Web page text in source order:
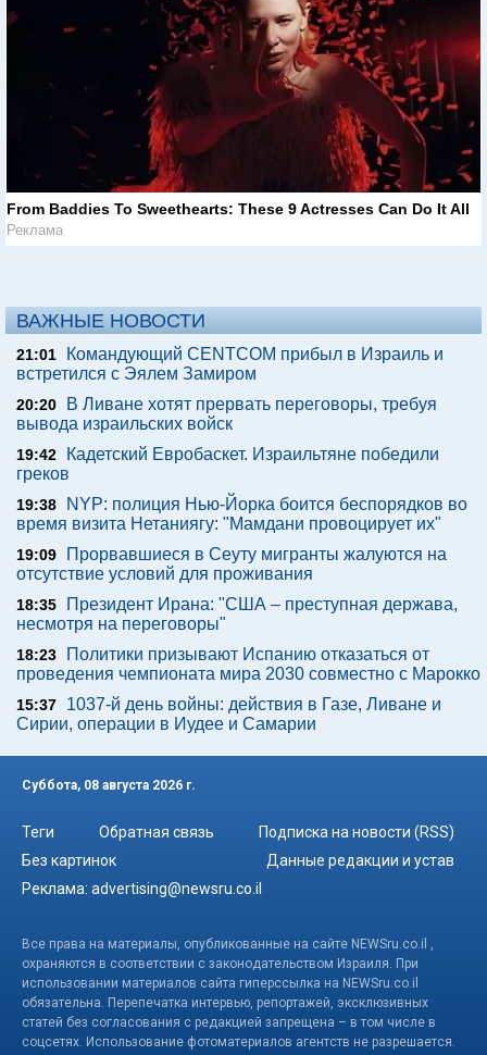
From Baddies To Sweethearts: These 9 Actresses Can Do It All
Реклама
ВАЖНЫЕ НОВОСТИ
21:01
Командующий CENTCOM прибыл в Израиль и
встретился с Эялем Замиром
20:20
В Ливане хотят прервать переговоры, требуя
вывода израильских войск
19:42
Кадетский Евробаскет. Израильтяне победили
греков
19:38
NYP: полиция Нью-Йорка боится беспорядков во
время визита Нетаниягу: "Мамдани провоцирует их"
19:09
Прорвавшиеся в Сеуту мигранты жалуются на
отсутствие условий для проживания
18:35
Президент Ирана: "США – преступная держава,
несмотря на переговоры"
18:23
Политики призывают Испанию отказаться от
проведения чемпионата мира 2030 совместно с Марокко
15:37
1037-й день войны: действия в Газе, Ливане и
Сирии, операции в Иудее и Самарии
Суббота, 08 августа 2026 г.
Теги Обратная связь
Подписка на новости (RSS)
Без картинок
Данные редакции и устав
Реклама: advertising@newsru.co.il
Все права на материалы, опубликованные на сайте NEWSru.co.il ,
охраняются в соответствии с законодательством Израиля. При
использовании материалов сайта гиперссылка на NEWSru.co.il
обязательна. Перепечатка интервью, репортажей, эксклюзивных
статей без согласования с редакцией запрещена – в том числе в
соцсетях. Использование фотоматериалов агентств не разрешается.